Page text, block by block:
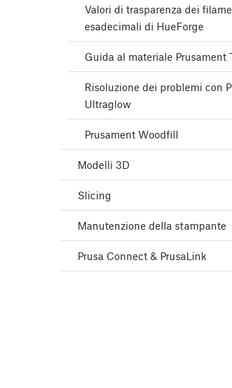
Valori di trasparenza dei
esadecimali di HueForge
Guida al materiale Prusament
Risoluzione dei problemi con
Ultraglow
Prusament Woodfill
Modelli 3D
Slicing
Manutenzione della stampante
Prusa Connect & PrusaLink